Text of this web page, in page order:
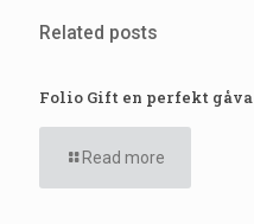
Related posts
Folio Gift en perfekt gåva
Read more